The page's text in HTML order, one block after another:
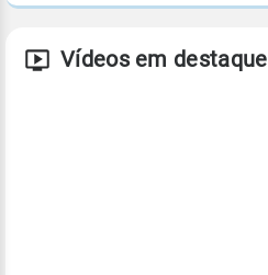
Vídeos em destaque